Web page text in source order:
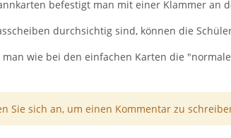
befestigt man mit einer Klammer an
durchsichtig sind, können die
wie bei den einfachen Karten die
Sie sich an, um einen Kommentar zu